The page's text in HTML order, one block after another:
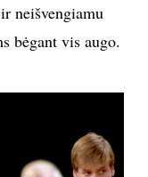
neišvengiamu
bėgant vis augo.